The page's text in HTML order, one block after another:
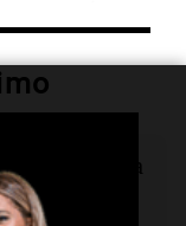
Córdoba
de Villa
de médula